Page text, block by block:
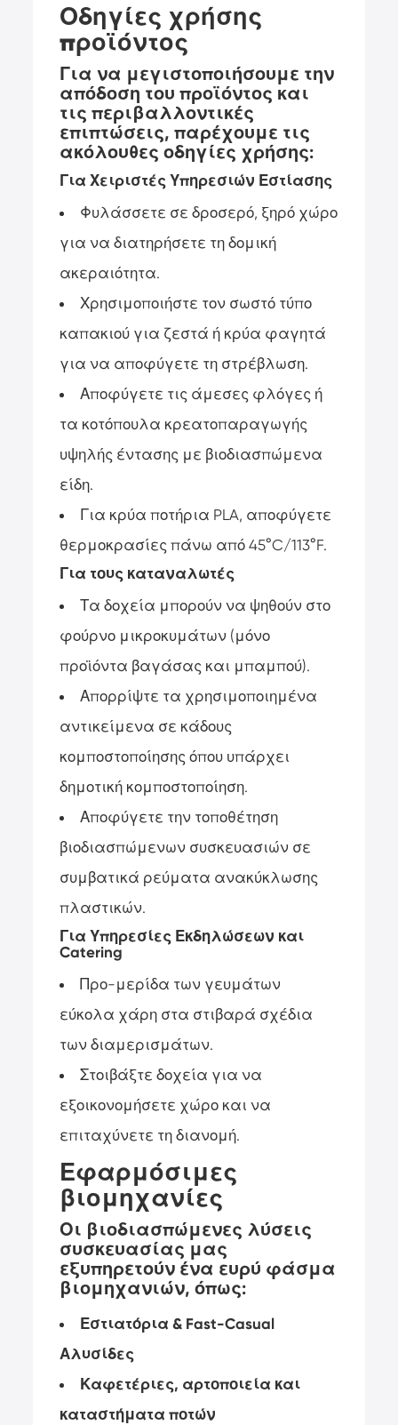
Οδηγίες χρήσης
προϊόντος
Για να μεγιστοποιήσουμε την
απόδοση του προϊόντος και
τις περιβαλλοντικές
επιπτώσεις, παρέχουμε τις
ακόλουθες οδηγίες χρήσης:
Για Χειριστές Υπηρεσιών Εστίασης
Φυλάσσετε σε δροσερό, ξηρό χώρο
για να διατηρήσετε τη δομική
ακεραιότητα.
Χρησιμοποιήστε τον σωστό τύπο
καπακιού για ζεστά ή κρύα φαγητά
για να αποφύγετε τη στρέβλωση.
Αποφύγετε τις άμεσες φλόγες ή
τα κοτόπουλα κρεατοπαραγωγής
υψηλής έντασης με βιοδιασπώμενα
είδη.
Για κρύα ποτήρια PLA, αποφύγετε
θερμοκρασίες πάνω από 45°C/113°F.
Για τους καταναλωτές
Τα δοχεία μπορούν να ψηθούν στο
φούρνο μικροκυμάτων (μόνο
προϊόντα βαγάσας και μπαμπού).
Απορρίψτε τα χρησιμοποιημένα
αντικείμενα σε κάδους
κομποστοποίησης όπου υπάρχει
δημοτική κομποστοποίηση.
Αποφύγετε την τοποθέτηση
βιοδιασπώμενων συσκευασιών σε
συμβατικά ρεύματα ανακύκλωσης
πλαστικών.
Για Υπηρεσίες Εκδηλώσεων και
Catering
Προ-μερίδα των γευμάτων
εύκολα χάρη στα στιβαρά σχέδια
των διαμερισμάτων.
Στοιβάξτε δοχεία για να
εξοικονομήσετε χώρο και να
επιταχύνετε τη διανομή.
Εφαρμόσιμες
βιομηχανίες
Οι βιοδιασπώμενες λύσεις
συσκευασίας μας
εξυπηρετούν ένα ευρύ φάσμα
βιομηχανιών, όπως:
Εστιατόρια & Fast-Casual
Αλυσίδες
Καφετέριες, αρτοποιεία και
καταστήματα ποτών